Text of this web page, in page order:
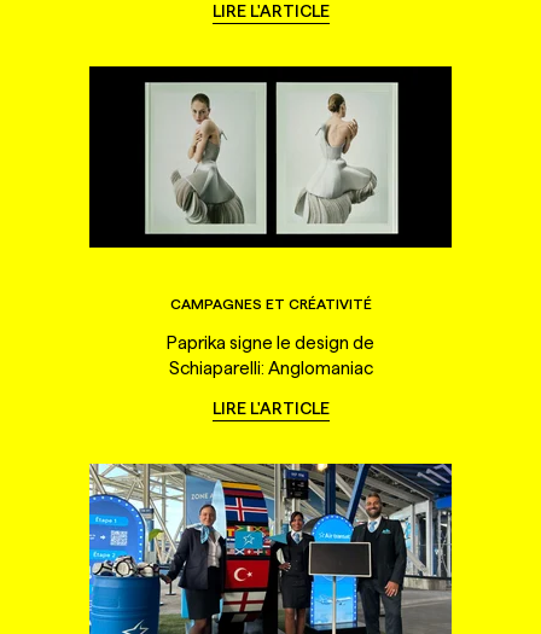
LIRE L'ARTICLE
CAMPAGNES ET CRÉATIVITÉ
Paprika signe le design de
Schiaparelli: Anglomaniac
LIRE L'ARTICLE